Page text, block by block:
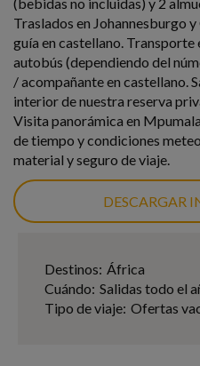
Traslados en Johannesburgo
guía en castellano. Transporte
autobús (dependiendo del
/ acompañante en castellano.
interior de nuestra reserva
Visita panorámica en
de tiempo y condiciones
material y seguro de viaje.
DESCARGAR
Destinos: África
Cuándo: Salidas todo el
Tipo de viaje: Ofertas